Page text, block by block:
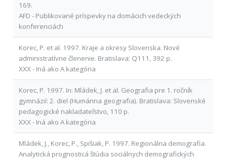
169.
AFD - Publikované príspevky na domácich vedeckých
konferenciách
Korec, P. et al. 1997. Kraje a okresy Slovenska. Nové
administratívne členenie. Bratislava: Q111, 392 p.
XXX - Iná ako A kategória
Korec, P. 1997. In: Mládek, J. et al. Geografia pre 1. ročník
gymnázií: 2. diel (Humánna geografia). Bratislava: Slovenské
pedagogické nakladateľstvo, 110 p.
XXX - Iná ako A kategória
Mládek, J., Korec, P., Spišiak, P. 1997. Regionálna demografia.
Analytická prognosticá štúdia sociálnych demografických